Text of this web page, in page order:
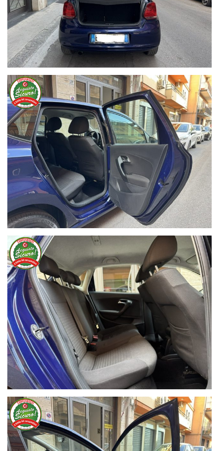
Ho letto e accettol'informativa privacy*
Acconsento al trattamento dei miei dati per finalità di
marketing
Invia
Queste informazioni non saranno condivise con terze parti